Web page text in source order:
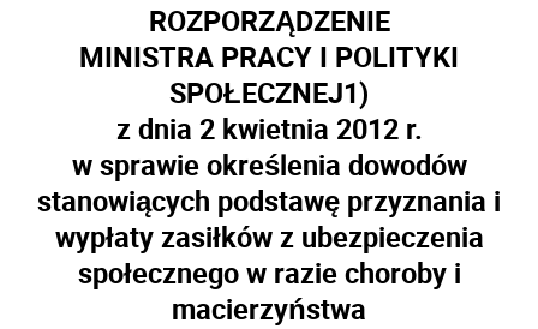
ROZPORZĄDZENIE
MINISTRA PRACY I POLITYKI
SPOŁECZNEJ1)
z dnia 2 kwietnia 2012 r.
w sprawie określenia dowodów
stanowiących podstawę przyznania i
wypłaty zasiłków z ubezpieczenia
społecznego w razie choroby i
macierzyństwa